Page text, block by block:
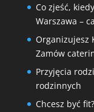
Co zjeść,
Warszawa –
Organizujesz
Zamów
Przyjęcia
rodzinnych
Chcesz być